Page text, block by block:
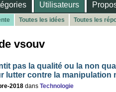
Utilisateurs
Toutes les idées Toutes les
vsouv
pas la qualité ou la non
lutter contre la manipulation
2018 dans Technologie